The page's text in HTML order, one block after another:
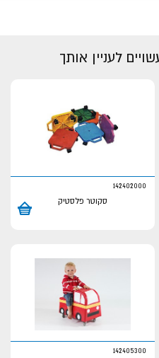
לעניין אותך
142402000
סקוטר פלסטיק
142405300